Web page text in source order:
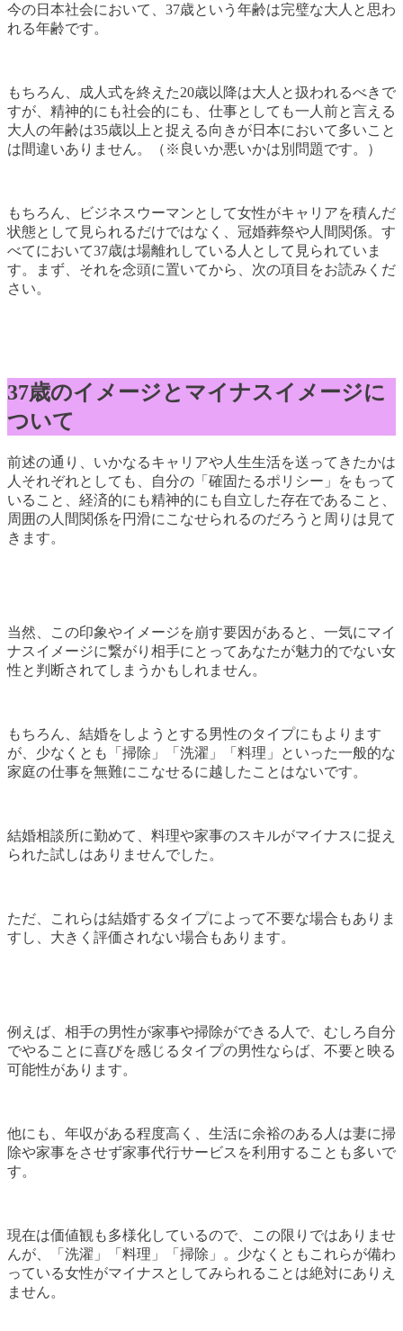
今の日本社会において、37歳という年齢は完璧な大人と思わ
れる年齢です。
もちろん、成人式を終えた20歳以降は大人と扱われるべきで
すが、精神的にも社会的にも、仕事としても一人前と言える
大人の年齢は35歳以上と捉える向きが日本において多いこと
は間違いありません。（※良いか悪いかは別問題です。）
もちろん、ビジネスウーマンとして女性がキャリアを積んだ
状態として見られるだけではなく、冠婚葬祭や人間関係。す
べてにおいて37歳は場離れしている人として見られていま
す。まず、それを念頭に置いてから、次の項目をお読みくだ
さい。
37歳のイメージとマイナスイメージに
ついて
前述の通り、いかなるキャリアや人生生活を送ってきたかは
人それぞれとしても、自分の「確固たるポリシー」をもって
いること、経済的にも精神的にも自立した存在であること、
周囲の人間関係を円滑にこなせられるのだろうと周りは見て
きます。
当然、この印象やイメージを崩す要因があると、一気にマイ
ナスイメージに繋がり相手にとってあなたが魅力的でない女
性と判断されてしまうかもしれません。
もちろん、結婚をしようとする男性のタイプにもよります
が、少なくとも「掃除」「洗濯」「料理」といった一般的な
家庭の仕事を無難にこなせるに越したことはないです。
結婚相談所に勤めて、料理や家事のスキルがマイナスに捉え
られた試しはありませんでした。
ただ、これらは結婚するタイプによって不要な場合もありま
すし、大きく評価されない場合もあります。
例えば、相手の男性が家事や掃除ができる人で、むしろ自分
でやることに喜びを感じるタイプの男性ならば、不要と映る
可能性があります。
他にも、年収がある程度高く、生活に余裕のある人は妻に掃
除や家事をさせず家事代行サービスを利用することも多いで
す。
現在は価値観も多様化しているので、この限りではありませ
んが、「洗濯」「料理」「掃除」。少なくともこれらが備わ
っている女性がマイナスとしてみられることは絶対にありえ
ません。